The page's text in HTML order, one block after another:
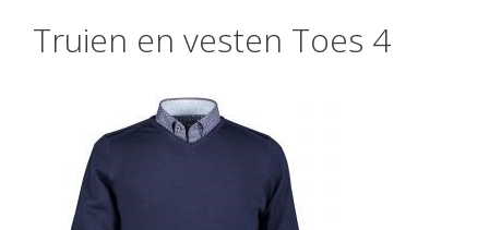
Truien en vesten Toes 4